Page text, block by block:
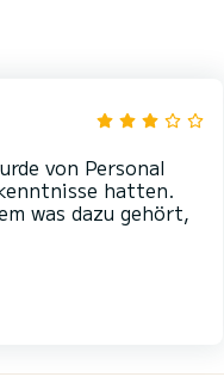
von Personal
hatten.
was dazu gehört,